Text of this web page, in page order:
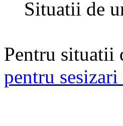
Situatii de
Pentru situatii
pentru